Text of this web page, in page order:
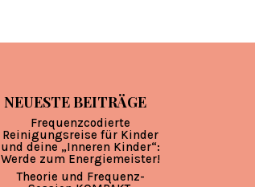
NEUESTE BEITRÄGE
Frequenzcodierte
Reinigungsreise für Kinder
und deine „Inneren Kinder“:
Werde zum Energiemeister!
Theorie und Frequenz-